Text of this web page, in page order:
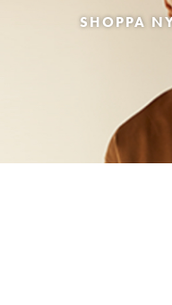
SHOPPA